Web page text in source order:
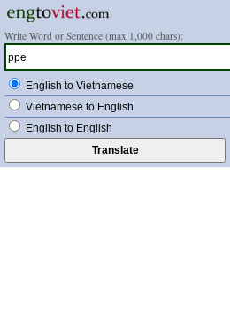
Write Word or Sentence (max 1,000 chars):
English to Vietnamese
Vietnamese to English
English to English